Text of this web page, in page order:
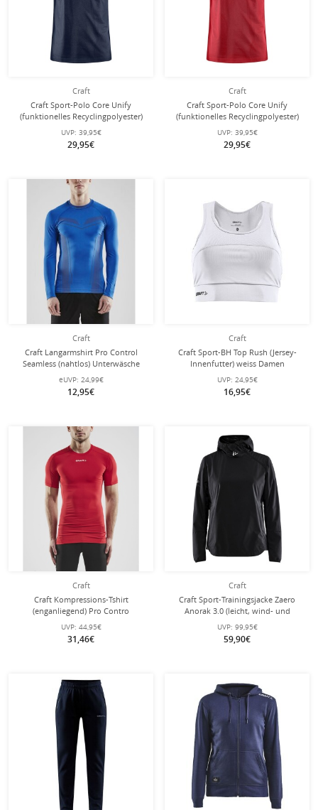
Craft
Craft Sport-Polo Core Unify
(funktionelles Recyclingpolyester)
dunkelnavyblau Herren
UVP: 39,95€
29,95€
Craft
Craft Sport-Polo Core Unify
(funktionelles Recyclingpolyester)
rot Herren
UVP: 39,95€
29,95€
Craft
Craft Langarmshirt Pro Control
Seamless (nahtlos) Unterwäsche
royalblau Herren
eUVP: 24,99€
12,95€
Craft
Craft Sport-BH Top Rush (Jersey-
Innenfutter) weiss Damen
UVP: 24,95€
16,95€
Craft
Craft Kompressions-Tshirt
(enganliegend) Pro Contro
Unterwäsche rot Herren
UVP: 44,95€
31,46€
Craft
Craft Sport-Trainingsjacke Zaero
Anorak 3.0 (leicht, wind- und
wasserabweisend) schwarz Damen
UVP: 99,95€
59,90€